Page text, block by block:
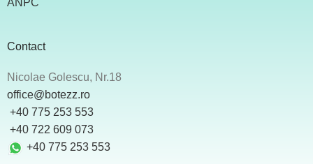
ANPC
Contact
Nicolae Golescu, Nr.18
office@botezz.ro
+40 775 253 553
‪ +40 722 609 073
+40 775 253 553